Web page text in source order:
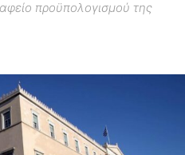
προϋπολογισμού της